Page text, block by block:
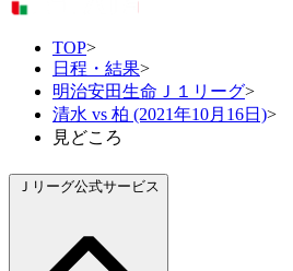
TOP>
日程・結果>
明治安田生命Ｊ１リーグ>
清水 vs 柏 (2021年10月16日)>
見どころ
Ｊリーグ公式サービス